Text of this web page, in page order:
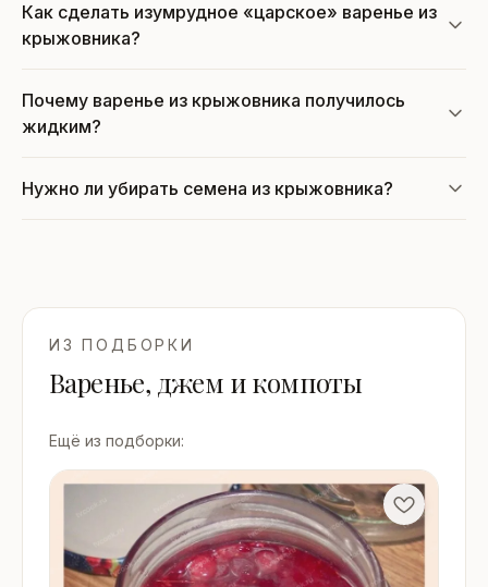
Как сделать изумрудное «царское» варенье из
крыжовника?
Почему варенье из крыжовника получилось
жидким?
Нужно ли убирать семена из крыжовника?
ИЗ ПОДБОРКИ
Варенье, джем и компоты
Ещё из подборки: